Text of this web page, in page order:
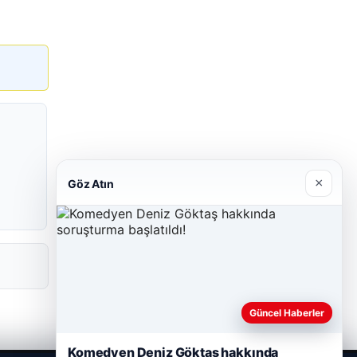
Göz Atın ×
Güncel Haberler
Komedyen Deniz Göktaş hakkında